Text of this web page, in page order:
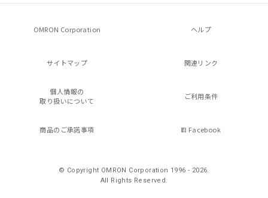
OMRON Corporation ヘルプ
サイトマップ 関連リンク
個人情報の
取り扱いについて
ご利用条件
商品のご承諾事項 Facebook
© Copyright OMRON Corporation 1996 - 2026.
All Rights Reserved.